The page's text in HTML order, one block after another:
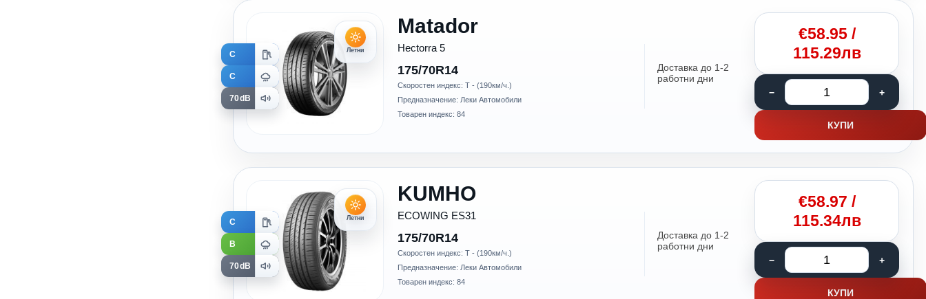
Летни
Matador
Hectorra 5
175/70R14
C
C
70dB
Скоростен индекс: T - (190км/ч.)
Предназначение: Леки Автомобили
Товарен индекс: 84
Доставка до 1-2
работни дни
€58.95/
115.29лв
КУПИ
Летни
KUMHO
ECOWING ES31
175/70R14
C
B
70dB
Скоростен индекс: T - (190км/ч.)
Предназначение: Леки Автомобили
Товарен индекс: 84
Доставка до 1-2
работни дни
€58.97 /
115.34лв
КУПИ